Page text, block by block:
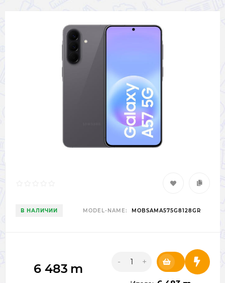
В НАЛИЧИИ MODEL-NAME: MOBSAMA575G8128GR
6 483 m - +